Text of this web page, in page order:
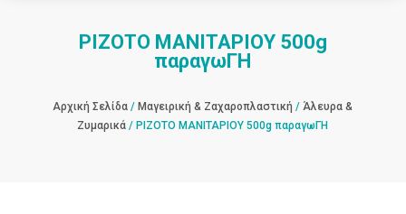
ΡΙΖΟΤΟ ΜΑΝΙΤΑΡΙΟΥ 500g
παραγωΓΗ
Αρχική Σελίδα /Μαγειρική & Ζαχαροπλαστική /Άλευρα &
Ζυμαρικά / ΡΙΖΟΤΟ ΜΑΝΙΤΑΡΙΟΥ 500g παραγωΓΗ